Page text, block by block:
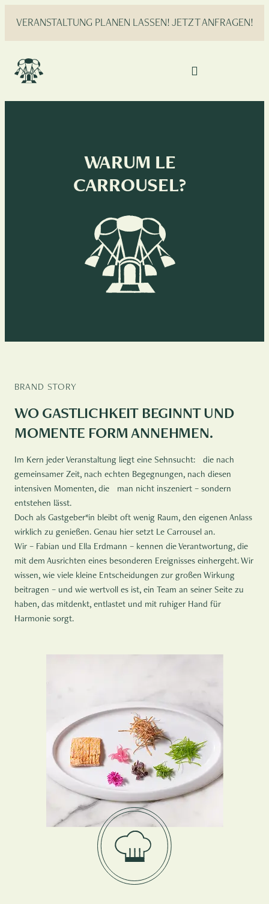
VERANSTALTUNG PLANEN LASSEN! JETZT ANFRAGEN!
WARUM LE
CARROUSEL?
BRAND STORY
WO GASTLICHKEIT BEGINNT UND
MOMENTE FORM ANNEHMEN.
Im Kern jeder Veranstaltung liegt eine Sehnsucht: die nach
gemeinsamer Zeit, nach echten Begegnungen, nach diesen
intensiven Momenten, die man nicht inszeniert – sondern
entstehen lässt.
Doch als Gastgeber*in bleibt oft wenig Raum, den eigenen Anlass
wirklich zu genießen. Genau hier setzt Le Carrousel an.
Wir – Fabian und Ella Erdmann – kennen die Verantwortung, die
mit dem Ausrichten eines besonderen Ereignisses einhergeht. Wir
wissen, wie viele kleine Entscheidungen zur großen Wirkung
beitragen – und wie wertvoll es ist, ein Team an seiner Seite zu
haben, das mitdenkt, entlastet und mit ruhiger Hand für
Harmonie sorgt.